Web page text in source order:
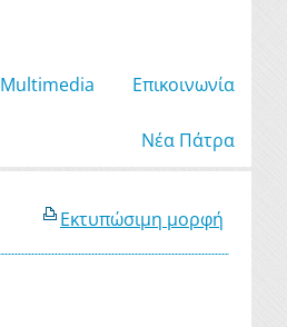
Μultimedia Επικοινωνία
Νέα Πάτρα
Εκτυπώσιμη μορφή